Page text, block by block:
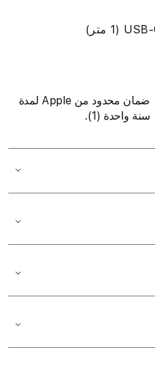
ضمان محدود من Apple لمدة
سنة واحدة (1).